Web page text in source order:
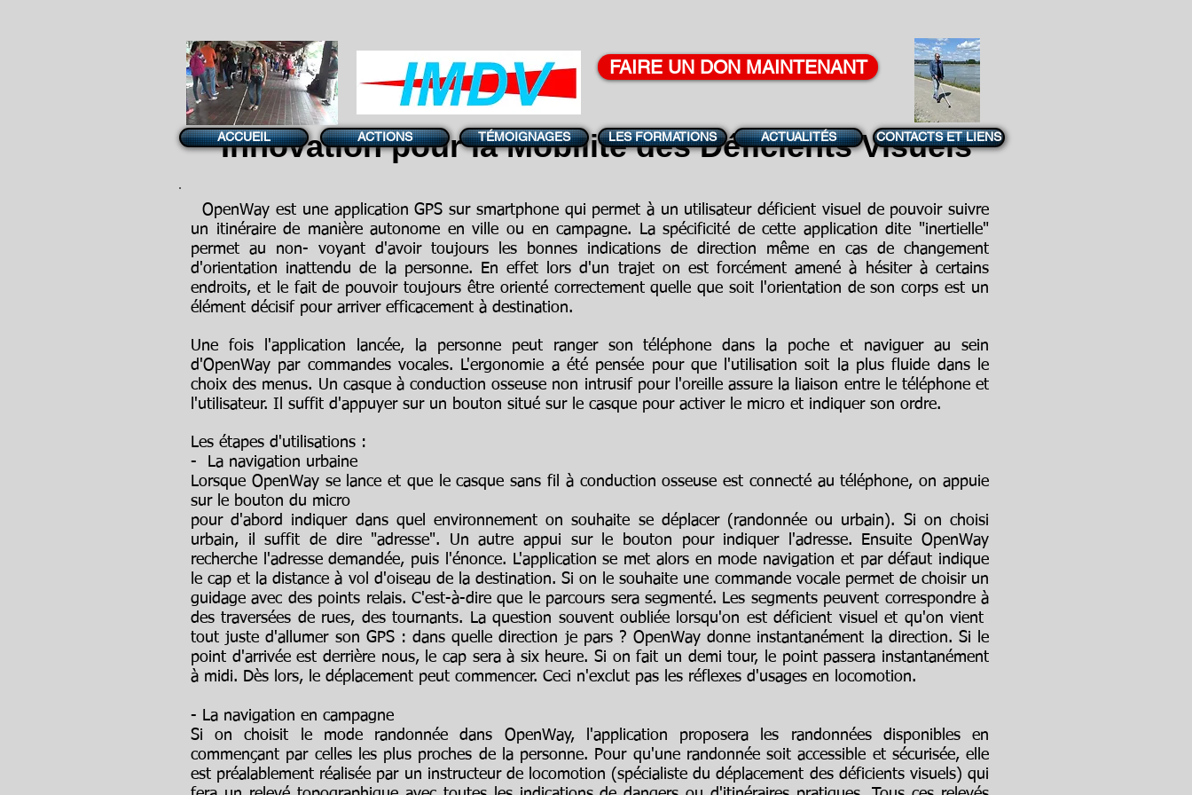
FAIRE UN DON MAINTENANT
Innovation pour laMobilitédesDéficientsVisuels
ACCUEIL ACTIONS TÉMOIGNAGES LES FORMATIONS ACTUALITÉS CONTACTS ET LIENS
OpenWay est une application GPS sur smartphone qui permet à un utilisateur déficient visuel de pouvoir suivre
un itinéraire de manière autonome en ville ou en campagne. La spécificité de cette application dite "inertielle"
permet au non- voyant d'avoir toujours les bonnes indications de direction même en cas de changement
d'orientation inattendu de la personne. En effet lors d'un trajet on est forcément amené à hésiter à certains
endroits, et le fait de pouvoir toujours être orienté correctement quelle que soit l'orientation de son corps est un
élément décisif pour arriver efficacement à destination.
Une fois l'application lancée, la personne peut ranger son téléphone dans la poche et naviguer au sein
d'OpenWay par commandes vocales. L'ergonomie a été pensée pour que l'utilisation soit la plus fluide dans le
choix des menus. Un casque à conduction osseuse non intrusif pour l'oreille assure la liaison entre le téléphone et
l'utilisateur. Il suffit d'appuyer sur un bouton situé sur le casque pour activer le micro et indiquer son ordre.
Les étapes d'utilisations :
- La navigation urbaine
Lorsque OpenWay se lance et que le casque sans fil à conduction osseuse est connecté au téléphone, on appuie
sur le bouton du micro
pour d'abord indiquer dans quel environnement on souhaite se déplacer (randonnée ou urbain). Si on choisi
urbain, il suffit de dire "adresse". Un autre appui sur le bouton pour indiquer l'adresse. Ensuite OpenWay
recherche l'adresse demandée, puis l'énonce. L'application se met alors en mode navigation et par défaut indique
le cap et la distance à vol d'oiseau de la destination. Si on le souhaite une commande vocale permet de choisir un
guidage avec des points relais. C'est-à-dire que le parcours sera segmenté. Les segments peuvent correspondre à
des traversées de rues, des tournants. La question souvent oubliée lorsqu'on est déficient visuel et qu'on vient
tout juste d'allumer son GPS : dans quelle direction je pars ? OpenWay donne instantanément la direction. Si le
point d'arrivée est derrière nous, le cap sera à six heure. Si on fait un demi tour, le point passera instantanément
à midi. Dès lors, le déplacement peut commencer. Ceci n'exclut pas les réflexes d'usages en locomotion.
- La navigation en campagne
Si on choisit le mode randonnée dans OpenWay, l'application proposera les randonnées disponibles en
commençant par celles les plus proches de la personne. Pour qu'une randonnée soit accessible et sécurisée, elle
est préalablement réalisée par un instructeur de locomotion (spécialiste du déplacement des déficients visuels) qui